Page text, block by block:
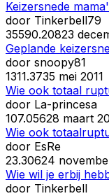
Keizersnede
door Tinkerbell79
35590.20823
Geplande
door snoopy81
1311.3735 mei 2011
Wie ook totaal
door La-princesa
107.05628 maart
Wie ook
door EsRe
23.30624
Wie wil je erbij
door Tinkerbell